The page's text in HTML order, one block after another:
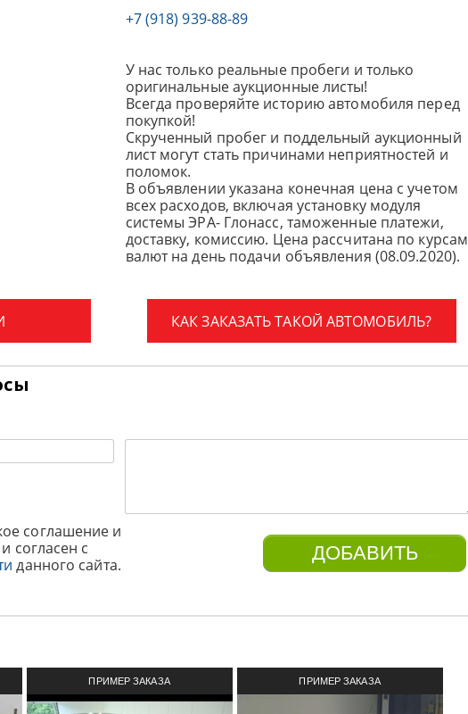
+7 (918) 939-88-89
У нас только реальные пробеги и только
оригинальные аукционные листы!
Всегда проверяйте историю автомобиля перед
покупкой!
Скрученный пробег и поддельный аукционный
лист могут стать причинами неприятностей и
поломок.
В объявлении указана конечная цена с учетом
всех расходов, включая установку модуля
системы ЭРА- Глонасс, таможенные платежи,
доставку, комиссию. Цена рассчитана по курсам
валют на день подачи объявления (08.09.2020).
КАК ЗАКАЗАТЬ ТАКОЙ АВТОМОБИЛЬ?
соглашение и
согласен с
данного сайта.
ПРИМЕР ЗАКАЗА
АВТОМОБИЛЯ ИЗ ЯПОНИИ
ПРИМЕР ЗАКАЗА